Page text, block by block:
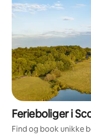
Ferieboliger i
Find og book unikke